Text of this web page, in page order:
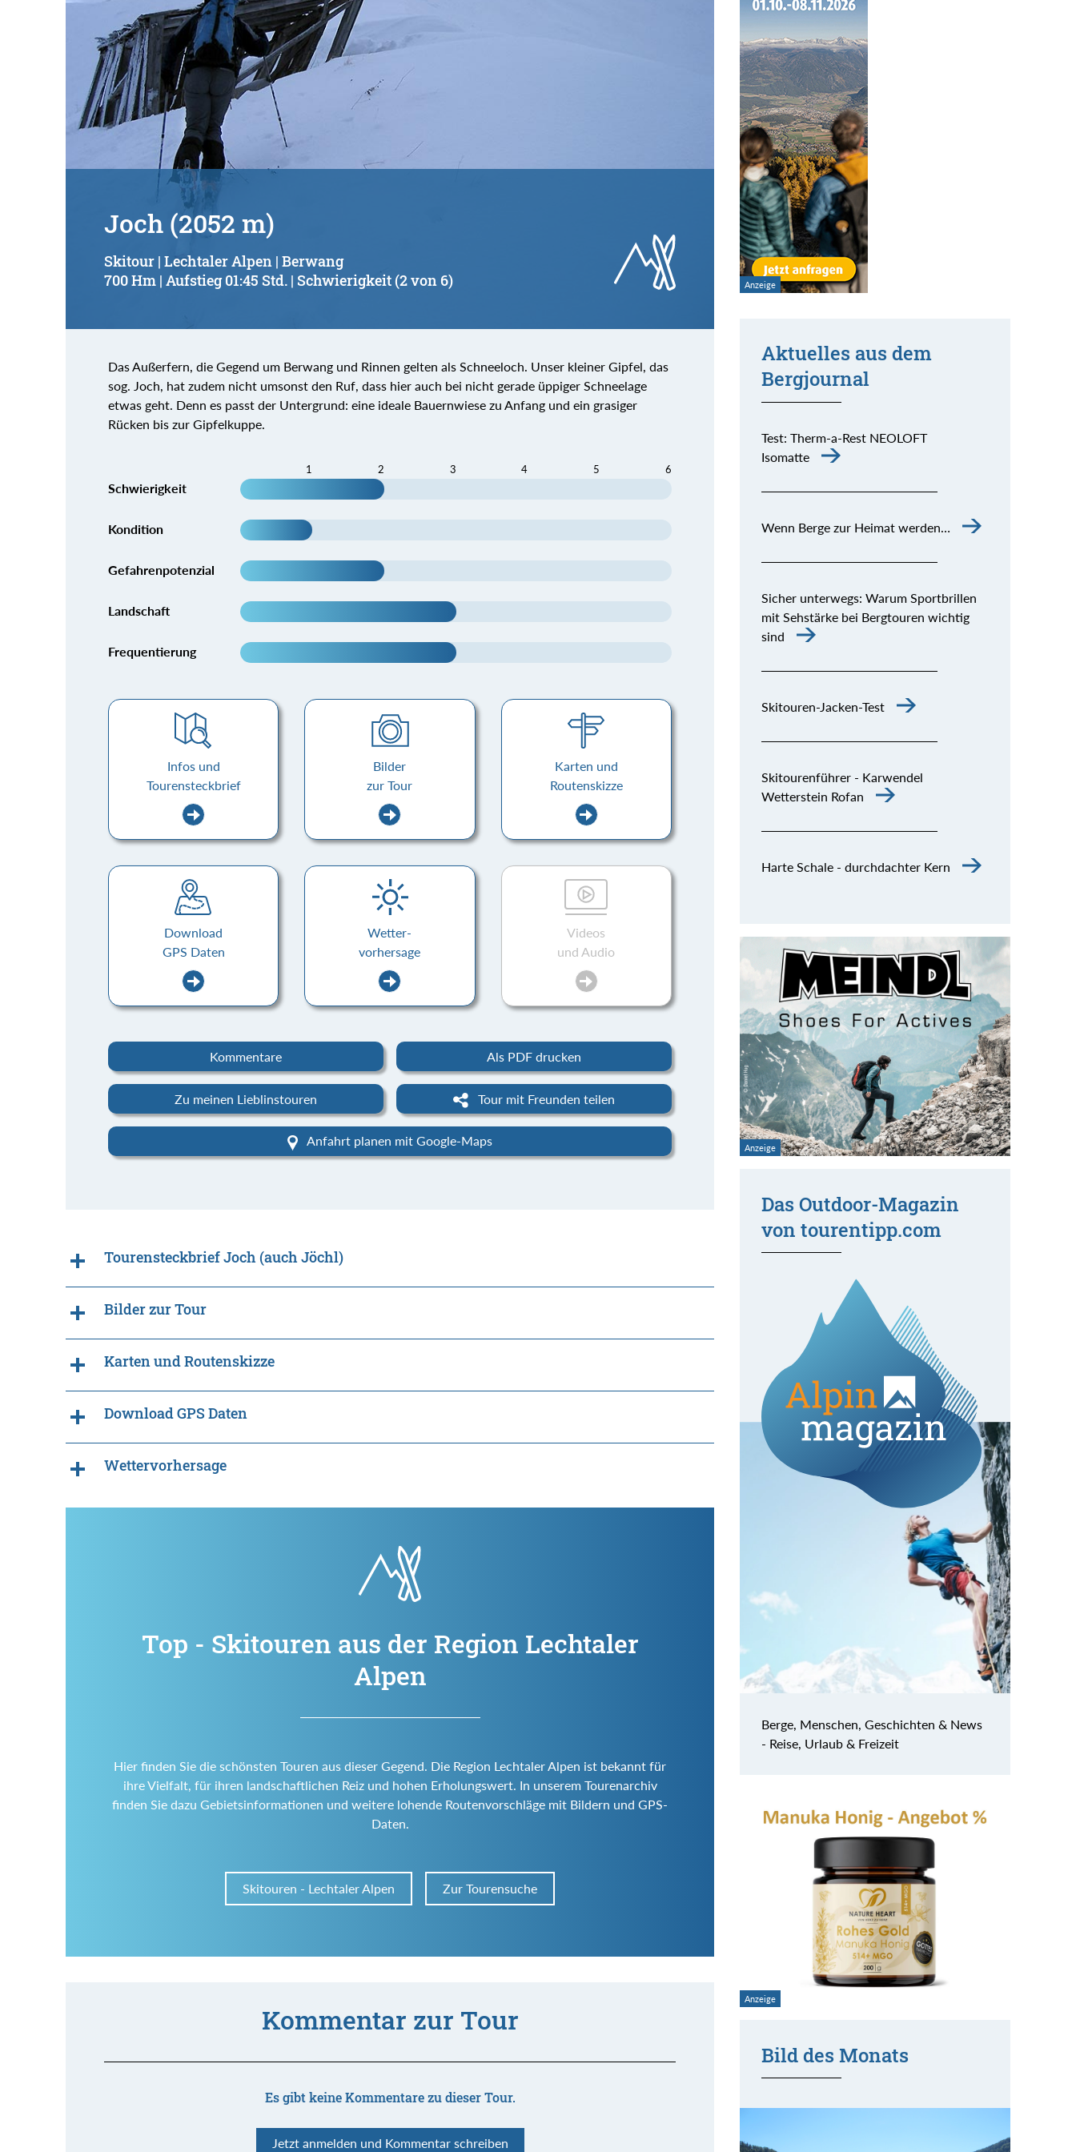
Joch (2052 m)
Skitour | Lechtaler Alpen | Berwang
700 Hm | Aufstieg 01:45 Std. | Schwierigkeit (2 von 6)
Das Außerfern, die Gegend um Berwang und Rinnen gelten als Schneeloch. Unser kleiner Gipfel, das
sog. Joch, hat zudem nicht umsonst den Ruf, dass hier auch bei nicht gerade üppiger Schneelage
etwas geht. Denn es passt der Untergrund: eine ideale Bauernwiese zu Anfang und ein grasiger
Rücken bis zur Gipfelkuppe.
1 2 3 4 5 6
Schwierigkeit
Kondition
Gefahrenpotenzial
Landschaft
Frequentierung
Infos und
Tourensteckbrief
Bilder
zur Tour
Karten und
Routenskizze
Download
GPS Daten
Wetter-
vorhersage
Videos
und Audio
Kommentare Als PDF drucken
Zu meinen Lieblinstouren Tour mit Freunden teilen
Anfahrt planen mit Google-Maps
Tourensteckbrief Joch (auch Jöchl)
Bilder zur Tour
Karten und Routenskizze
Download GPS Daten
Wettervorhersage
Top - Skitouren aus der Region Lechtaler
Alpen
Hier finden Sie die schönsten Touren aus dieser Gegend. Die Region Lechtaler Alpen ist bekannt für
ihre Vielfalt, für ihren landschaftlichen Reiz und hohen Erholungswert. In unserem Tourenarchiv
finden Sie dazu Gebietsinformationen und weitere lohende Routenvorschläge mit Bildern und GPS-
Daten.
Skitouren - Lechtaler Alpen Zur Tourensuche
Kommentar zur Tour
Es gibt keine Kommentare zu dieser Tour.
Jetzt anmelden und Kommentar schreiben
Aktuelles aus dem
Bergjournal
Test: Therm-a-Rest NEOLOFT
Isomatte
Wenn Berge zur Heimat werden…
Sicher unterwegs: Warum Sportbrillen
mit Sehstärke bei Bergtouren wichtig
sind
Skitouren-Jacken-Test
Skitourenführer - Karwendel
Wetterstein Rofan
Harte Schale - durchdachter Kern
Das Outdoor-Magazin
von tourentipp.com
Berge, Menschen, Geschichten & News
- Reise, Urlaub & Freizeit
Bild des Monats